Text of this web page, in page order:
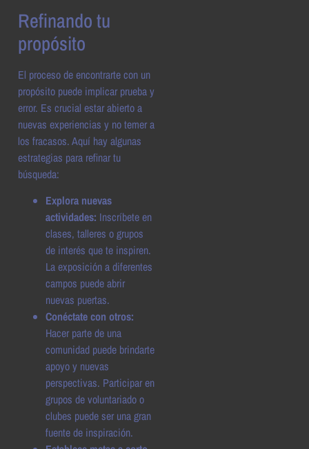
Refinando tu
propósito
El proceso de encontrarte con un
propósito puede implicar prueba y
error. Es crucial estar abierto a
nuevas experiencias y no temer a
los fracasos. Aquí hay algunas
estrategias para refinar tu
búsqueda:
Explora nuevas
actividades: Inscríbete en
clases, talleres o grupos
de interés que te inspiren.
La exposición a diferentes
campos puede abrir
nuevas puertas.
Conéctate con otros:
Hacer parte de una
comunidad puede brindarte
apoyo y nuevas
perspectivas. Participar en
grupos de voluntariado o
clubes puede ser una gran
fuente de inspiración.